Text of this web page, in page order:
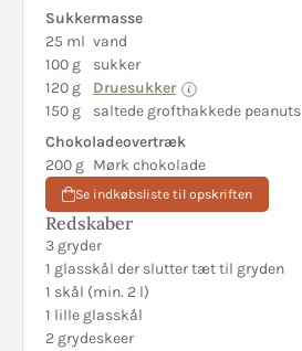
Sukkermasse
25 ml vand
100 g
sukker
120 g
Druesukker
150 g
saltede grofthakkede peanuts
Chokoladeovertræk
200 g Mørk chokolade
Se indkøbsliste til opskriften
Redskaber
3 gryder
1 glasskål der slutter tæt til gryden
1 skål (min. 2 l)
1 lille glasskål
2 grydeskeer